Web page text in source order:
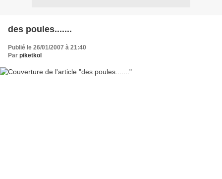
des poules.......
Publié le 26/01/2007 à 21:40
Par piketkol